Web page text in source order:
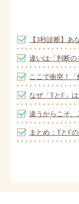
【3秒診断】
違いは「判断の
ここで衝突！「
なぜ「TとF」
違うからこそ
まとめ： TとF